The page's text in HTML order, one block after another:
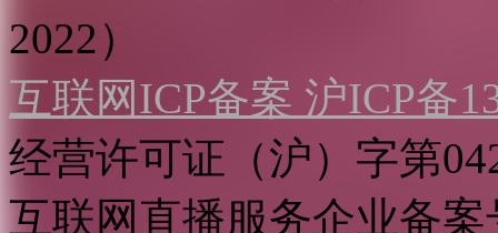
2022）
互联网ICP备案 沪ICP备
经营许可证（沪）字第
互联网直播服务企业备案